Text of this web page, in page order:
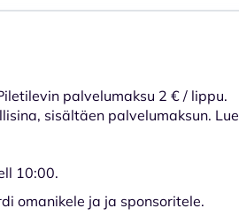
palvelumaksu 2 € / lippu.
sisältäen palvelumaksun. Lue
10:00.
omanikele ja ja sponsoritele.